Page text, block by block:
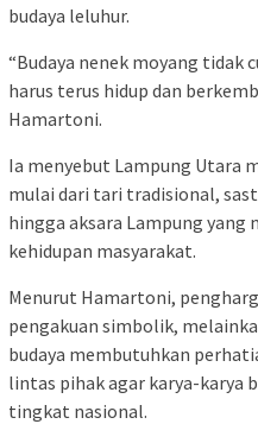
budaya leluhur.
“Budaya nenek moyang tidak
harus terus hidup dan
Hamartoni.
Ia menyebut Lampung Utara
mulai dari tari tradisional,
hingga aksara Lampung yang
kehidupan masyarakat.
Menurut Hamartoni,
pengakuan simbolik,
budaya membutuhkan
lintas pihak agar karya-karya
tingkat nasional.